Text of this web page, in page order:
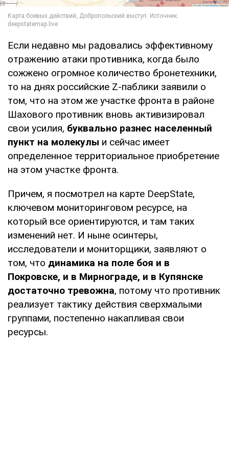
Если недавно мы радовались эффективному
отражению атаки противника, когда было
сожжено огромное количество бронетехники,
то на днях российские Z-паблики заявили о
том, что на этом же участке фронта в районе
Шахового противник вновь активизировал
свои усилия, буквально разнес населенный
пункт на молекулы и сейчас имеет
определенное территориальное приобретение
на этом участке фронта.
Причем, я посмотрел на карте DeepState,
ключевом мониторинговом ресурсе, на
который все ориентируются, и там таких
изменений нет. И ныне осинтеры,
исследователи и мониторщики, заявляют о
том, что динамика на поле боя и в
Покровске, и в Мирнограде, и в Купянске
достаточно тревожна, потому что противник
реализует тактику действия сверхмалыми
группами, постепенно накапливая свои
ресурсы.